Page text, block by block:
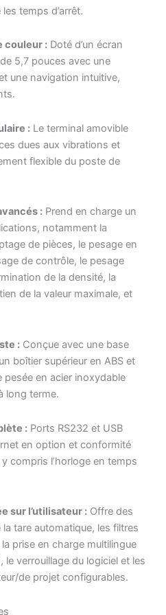
temps d’arrêt.
couleur :Doté d’un écran
5,7 pouces avec une
une navigation intuitive,
:Le terminal amovible
dues aux vibrations et
flexible du poste de
:Prend en charge un
notamment la
de pièces, le pesage en
de contrôle, le pesage
de la densité, la
de la valeur maximale, et
:Conçue avec une base
boîtier supérieur en ABS et
pesée en acier inoxydable
long terme.
:Ports RS232 et USB
en option et conformité
compris l’horloge en temps
sur l’utilisateur :Offre des
tare automatique, les filtres
prise en charge multilingue
le verrouillage du logiciel et les
de projet configurables.